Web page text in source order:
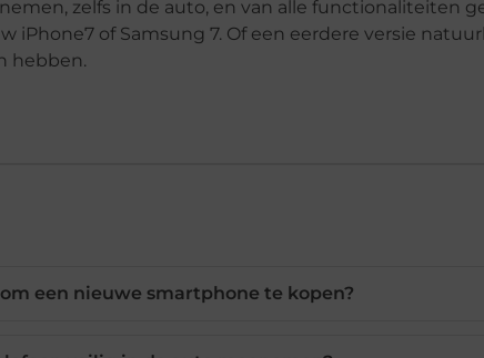
zelfs in de auto, en van alle functionaliteiten
of Samsung 7. Of een eerdere versie
hebben.
een nieuwe smartphone te kopen?